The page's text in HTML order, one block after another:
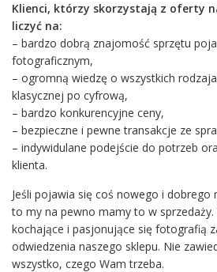
Klienci, którzy skorzystają z oferty
liczyć na:
– bardzo dobrą znajomość sprzętu
fotograficznym,
– ogromną wiedzę o wszystkich
klasycznej po cyfrową,
– bardzo konkurencyjne ceny,
– bezpieczne i pewne transakcje ze
– indywidulane podejście do potrzeb
klienta.
Jeśli pojawia się coś nowego i
to my na pewno mamy to w sprzedaży.
kochające i pasjonujące się fotografią
odwiedzenia naszego sklepu. Nie
wszystko, czego Wam trzeba.